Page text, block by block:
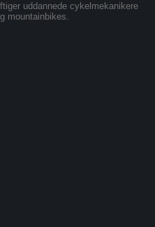
uddannede cykelmekanikere
mountainbikes.